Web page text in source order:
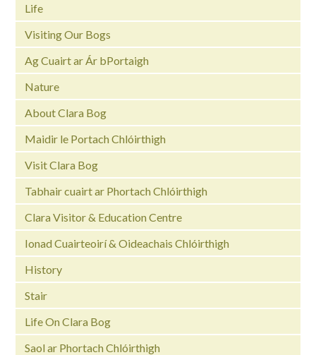
Life
Visiting Our Bogs
Ag Cuairt ar Ár bPortaigh
Nature
About Clara Bog
Maidir le Portach Chlóirthigh
Visit Clara Bog
Tabhair cuairt ar Phortach Chlóirthigh
Clara Visitor & Education Centre
Ionad Cuairteoirí & Oideachais Chlóirthigh
History
Stair
Life On Clara Bog
Saol ar Phortach Chlóirthigh